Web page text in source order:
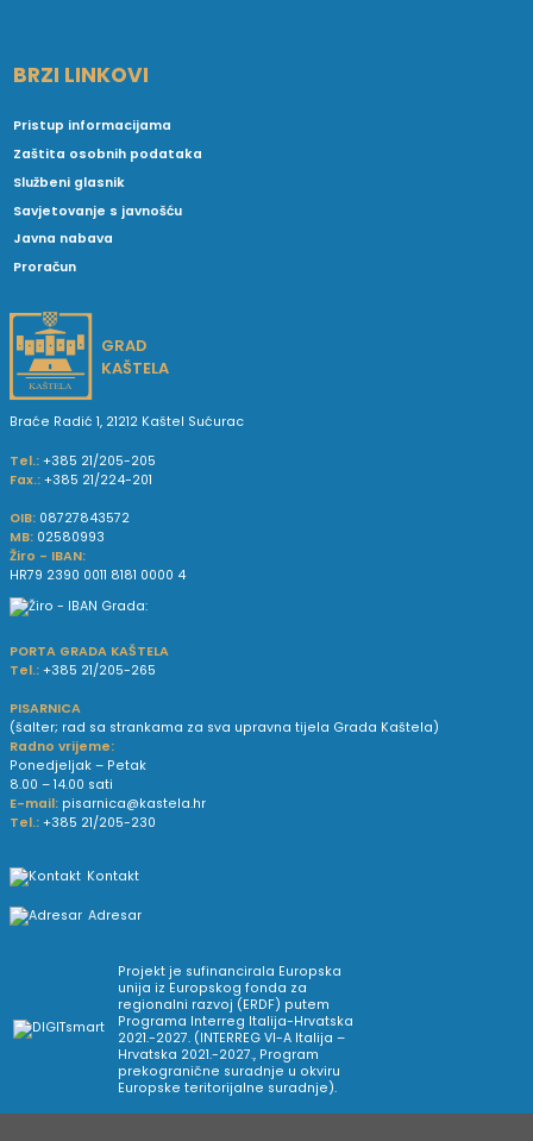
BRZI LINKOVI
Pristup informacijama
Zaštita osobnih podataka
Službeni glasnik
Savjetovanje s javnošću
Javna nabava
Proračun
GRAD
KAŠTELA
Braće Radić 1, 21212 Kaštel Sućurac
Tel.: +385 21/205-205
Fax.: +385 21/224-201
OIB: 08727843572
MB: 02580993
Žiro - IBAN:
HR79 2390 0011 8181 0000 4
PORTA GRADA KAŠTELA
Tel.: +385 21/205-265
PISARNICA
(šalter; rad sa strankama za sva upravna tijela Grada Kaštela)
Radno vrijeme:
Ponedjeljak – Petak
8.00 – 14.00 sati
E-mail: pisarnica@kastela.hr
Tel.: +385 21/205-230
Kontakt
Adresar
Projekt je sufinancirala Europska
unija iz Europskog fonda za
regionalni razvoj (ERDF) putem
Programa Interreg Italija-Hrvatska
2021.-2027. (INTERREG VI-A Italija –
Hrvatska 2021.-2027., Program
prekogranične suradnje u okviru
Europske teritorijalne suradnje).